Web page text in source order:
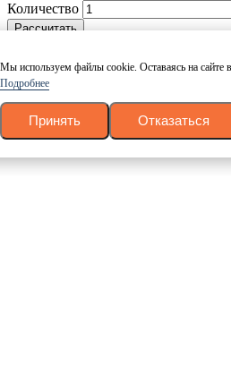
Количество
Рассчитать
Ваш товар успешно добавлен в
Вернуться
Заказать в 1 клик
Оставьте свои данные и наш
течении 10
Мы используем файлы cookie. Оставаясь на сайте
Подробнее
Принять Отказаться